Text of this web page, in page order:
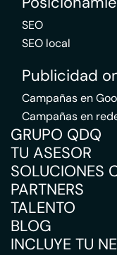
SEO
SEO local
Publicidad
Campañas en
Campañas en
GRUPO QDQ
TU ASESOR
SOLUCIONES
PARTNERS
TALENTO
BLOG
INCLUYE TU